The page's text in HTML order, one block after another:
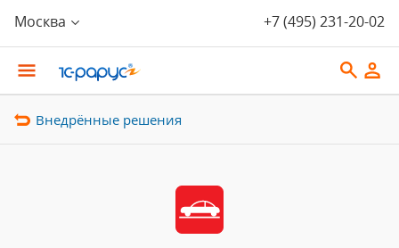
Москва +7 (495) 231-20-02
Внедрённые решения